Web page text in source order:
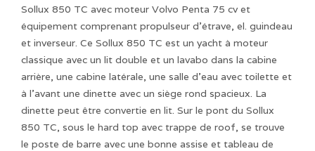
Sollux 850 TC avec moteur Volvo Penta 75 cv et
équipement comprenant propulseur d'étrave, el. guindeau
et inverseur. Ce Sollux 850 TC est un yacht à moteur
classique avec un lit double et un lavabo dans la cabine
arrière, une cabine latérale, une salle d'eau avec toilette et
à l'avant une dinette avec un siège rond spacieux. La
dinette peut être convertie en lit. Sur le pont du Sollux
850 TC, sous le hard top avec trappe de roof, se trouve
le poste de barre avec une bonne assise et tableau de